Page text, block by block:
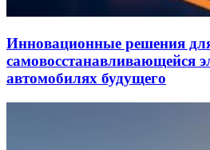
Инновационные решения
самовосстанавливающейся
автомобилях будущего